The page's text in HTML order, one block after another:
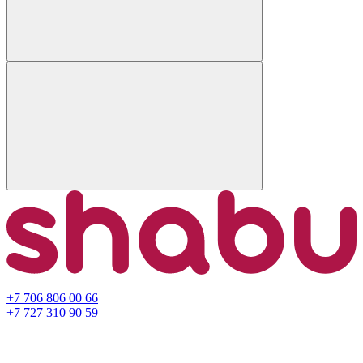
+7 706 806 00 66
+7 727 310 90 59